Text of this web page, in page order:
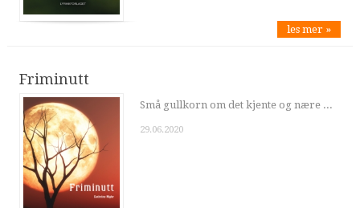
les mer »
Friminutt
Små gullkorn om det kjente og nære ...
29.06.2020